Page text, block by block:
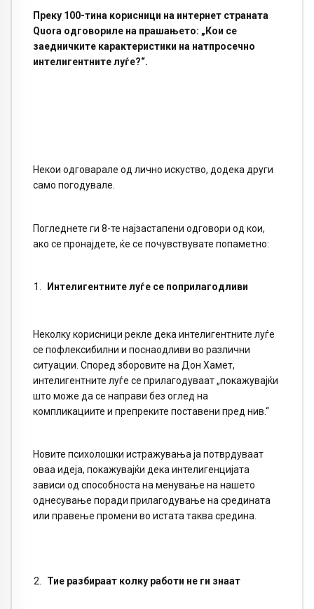
Преку 100-тина корисници на интернет страната
Quorа одговориле на прашањето: „Кои се
заедничките карактеристики на натпросечно
интелигентните луѓе?“.
Некои одговарале од лично искуство, додека други
само погодувале.
Погледнете ги 8-те најзастапени одговори од кои,
ако се пронајдете, ќе се почувствувате попаметно:
Интелигентните луѓе се поприлагодливи
Неколку корисници рекле дека интелигентните луѓе
се пофлексибилни и поснаодливи во различни
ситуации. Според зборовите на Дон Хамет,
интелигентните луѓе се прилагодуваат „покажувајќи
што може да се направи без оглед на
компликациите и препреките поставени пред нив.“
Новите психолошки истражувања ја потврдуваат
оваа идеја, покажувајќи дека интелигенцијата
зависи од способноста на менување на нашето
однесување поради прилагодување на средината
или правење промени во истата таква средина.
Тие разбираат колку работи не ги знаат